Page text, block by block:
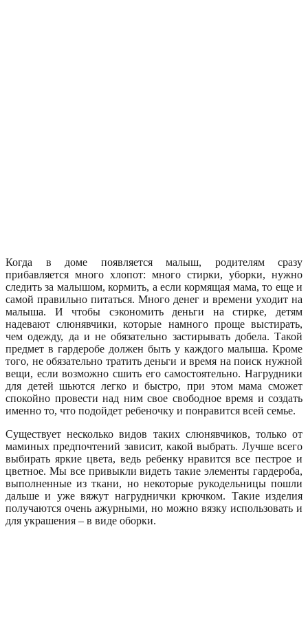
Когда в доме появляется малыш, родителям сразу
прибавляется много хлопот: много стирки, уборки, нужно
следить за малышом, кормить, а если кормящая мама, то еще и
самой правильно питаться. Много денег и времени уходит на
малыша. И чтобы сэкономить деньги на стирке, детям
надевают слюнявчики, которые намного проще выстирать,
чем одежду, да и не обязательно застирывать добела. Такой
предмет в гардеробе должен быть у каждого малыша. Кроме
того, не обязательно тратить деньги и время на поиск нужной
вещи, если возможно сшить его самостоятельно. Нагрудники
для детей шьются легко и быстро, при этом мама сможет
спокойно провести над ним свое свободное время и создать
именно то, что подойдет ребеночку и понравится всей семье.
Существует несколько видов таких слюнявчиков, только от
маминых предпочтений зависит, какой выбрать. Лучше всего
выбирать яркие цвета, ведь ребенку нравится все пестрое и
цветное. Мы все привыкли видеть такие элементы гардероба,
выполненные из ткани, но некоторые рукодельницы пошли
дальше и уже вяжут нагруднички крючком. Такие изделия
получаются очень ажурными, но можно вязку использовать и
для украшения – в виде оборки.